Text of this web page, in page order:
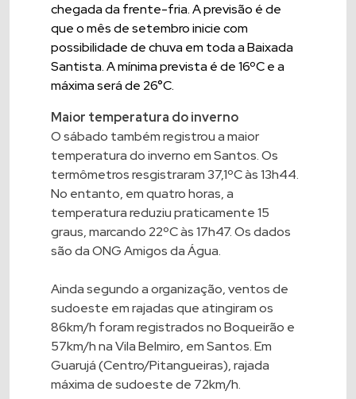
chegada da frente-fria. A previsão é de
que o mês de setembro inicie com
possibilidade de chuva em toda a Baixada
Santista. A mínima prevista é de 16ºC e a
máxima será de 26°C.
Maior temperatura do inverno
O sábado também registrou a maior
temperatura do inverno em Santos. Os
termômetros resgistraram 37,1ºC às 13h44.
No entanto, em quatro horas, a
temperatura reduziu praticamente 15
graus, marcando 22ºC às 17h47. Os dados
são da ONG Amigos da Água.
Ainda segundo a organização, ventos de
sudoeste em rajadas que atingiram os
86km/h foram registrados no Boqueirão e
57km/h na Vila Belmiro, em Santos. Em
Guarujá (Centro/Pitangueiras), rajada
máxima de sudoeste de 72km/h.